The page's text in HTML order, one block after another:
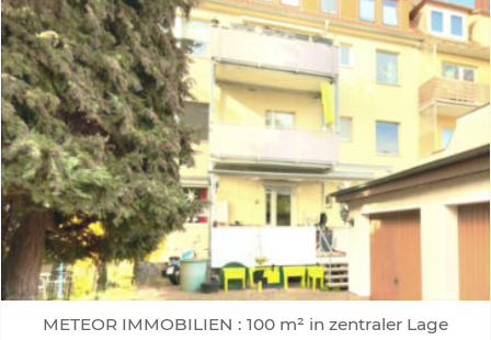
METEOR IMMOBILIEN : 100 m² in zentraler Lage